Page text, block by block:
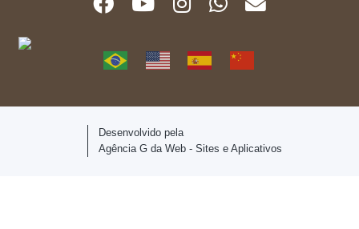
Desenvolvido pela
Agência G da Web - Sites e Aplicativos